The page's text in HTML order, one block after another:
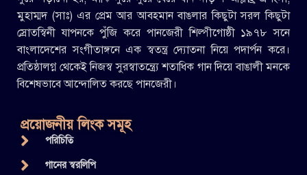
মুহাম্মদ (সাঃ) এর প্রেম আর আবহমান বাঙলার কিছুটা সরল কিছুটা
স্রোতস্বিনী যাপনকে পুঁজি করে পানজেরী শিল্পীগোষ্ঠী ১৯৭৮ সনে
বাংলাদেশের সংগীতাঙ্গনে এক স্বতন্ত্র দ্যোতনা নিয়ে পদার্পন করে।
প্রতিষ্ঠালগ্ন থেকেই নিজস্ব সুরস্বাতন্ত্র্যে শতাধিক গান দিয়ে বাঙালী মনকে
বিশেষভাবে আন্দোলিত করছে পানজেরী।
প্রয়োজনীয় লিংক সমূহ
পরিচিতি
গানের স্বরলিপি